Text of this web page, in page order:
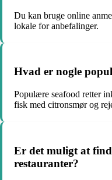
Du kan bruge online
lokale for anbefalinger.
Hvad er nogle
Populære seafood retter
fisk med citronsmør og
Er det muligt at
restauranter?